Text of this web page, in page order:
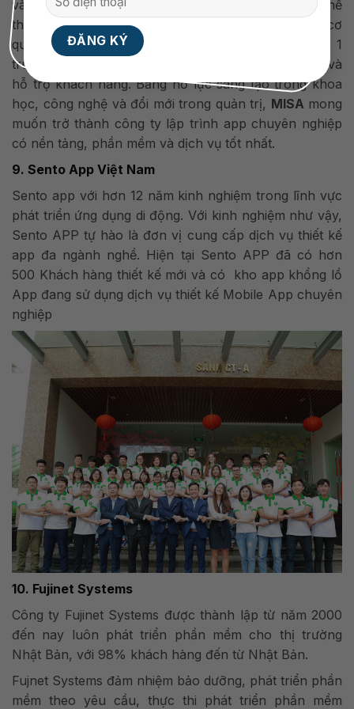
và đang trở thành người bạn đồng hành không thể
thiếu của cộng đồng doanh nghiệp cũng như khối cơ
quan nhà nước, cá nhân. Với 5 văn phòng đại diện, 1
trung tâm phát triển phần mềm, 1 trung tâm tư vấn và
hỗ trợ khách hàng.Bằng nỗ lực sáng tạo trong khoa
học, công nghệ và đổi mới trong quản trị, MISA mong
muốn trở thành công ty lập trình app chuyên nghiệp
có nền tảng, phần mềm và dịch vụ tốt nhất.
9. Sento App Việt Nam
Sento app với hơn 12 năm kinh nghiệm trong lĩnh vực
phát triển ứng dụng di động. Với kinh nghiệm như vậy,
Sento APP tự hào là đơn vị cung cấp dịch vụ thiết kế
app đa ngành nghề. Hiện tại Sento APP đã có hơn
500 Khách hàng thiết kế mới và có kho app khổng lồ
App đang sử dụng dịch vụ thiết kế Mobile App chuyên
nghiệp
10. Fujinet Systems
Công ty Fujinet Systems được thành lập từ năm 2000
đến nay luôn phát triển phần mềm cho thị trường
Nhật Bản, với 98% khách hàng đến từ Nhật Bản.
Fujnet Systems đảm nhiệm bảo dưỡng, phát triển phần
mềm theo yêu cầu, thực thi phát triển phần mềm